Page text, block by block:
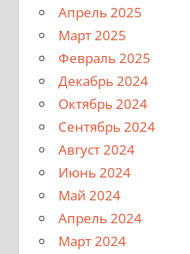
Апрель 2025
Март 2025
Февраль 2025
Декабрь 2024
Октябрь 2024
Сентябрь 2024
Август 2024
Июнь 2024
Май 2024
Апрель 2024
Март 2024